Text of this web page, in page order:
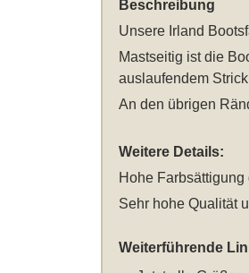
Beschreibung
Unsere Irland
Mastseitig ist die
auslaufendem
An den übrigen
Weitere Details:
Hohe
Sehr hohe Qualität
Weiterführende